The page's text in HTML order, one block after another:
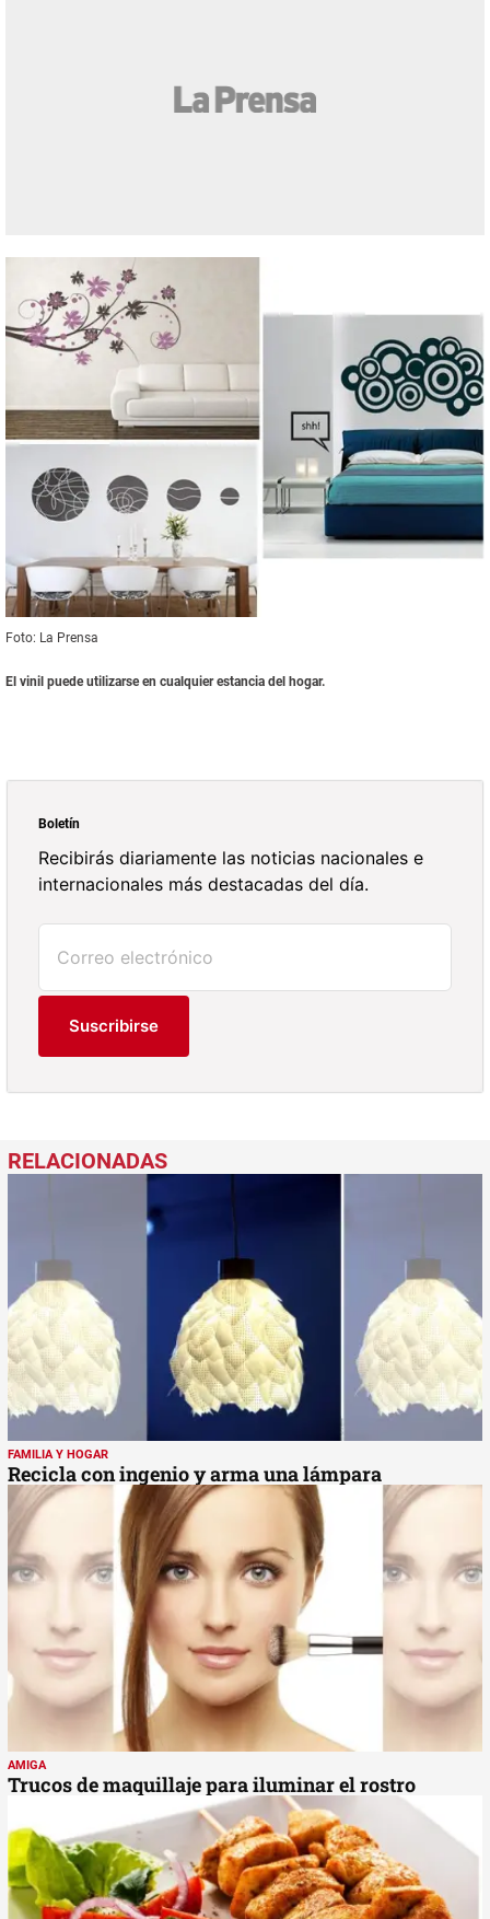
Foto: La Prensa
El vinil puede utilizarse en cualquier estancia del hogar.
Boletín
Recibirás diariamente las noticias nacionales e
internacionales más destacadas del día.
Suscribirse
FAMILIA Y HOGAR
Recicla con ingenio y arma una lámpara
AMIGA
Trucos de maquillaje para iluminar el rostro